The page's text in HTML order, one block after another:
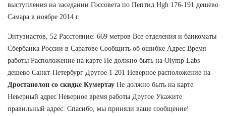
выступления на заседании Госсовета по Пептид Hgh 176-191 дешево
Самара в ноябре 2014 г.
Энтузиастов, 52 Расстояние: 669 метров Все отделения и банкоматы
Сбербанка России в Саратове Сообщить об ошибке Адрес Время
работы Расположение на карте Не должно быть на Olymp Labs
дешево Санкт-Петербург Другое 1 201 Неверное расположение на
Дростанолон со скидке Кумертау Не должно быть на карте
Неверный адрес Неверное время работы Другое Укажите
правильный адрес: Спасибо, мы приняли ваше сообщение!